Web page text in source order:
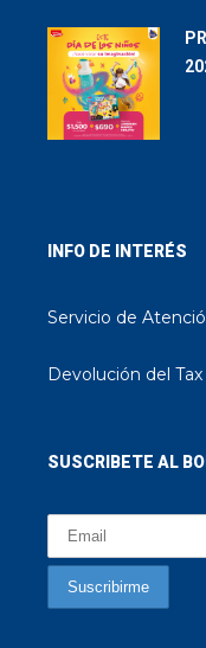
INFO DE INTERÉS
Servicio de
Devolución del Tax
SUSCRIBETE AL